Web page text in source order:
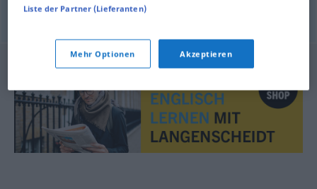
Liste der Partner (Lieferanten)
Mehr Optionen Akzeptieren